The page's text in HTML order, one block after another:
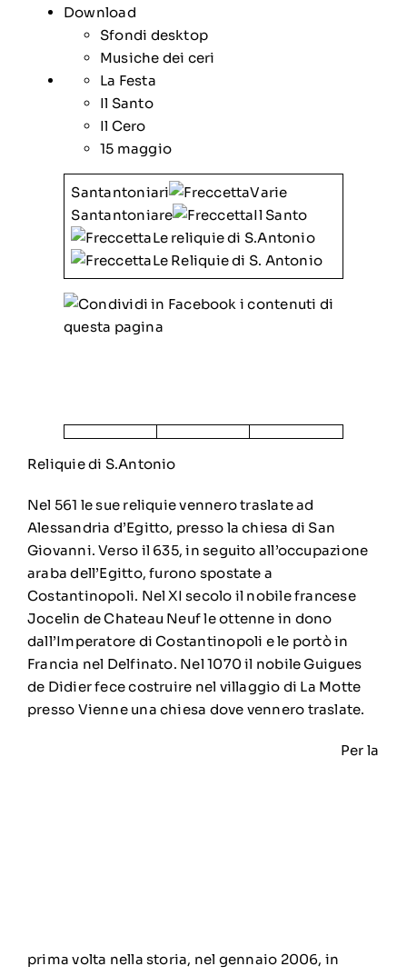
Download
Sfondi desktop
Musiche dei ceri
La Festa
Il Santo
Il Cero
15 maggio
Santantoniari
Varie
Santantoniare
Il Santo
Le reliquie di S.Antonio
Le Reliquie di S. Antonio
Reliquie di S.Antonio
Nel 561 le sue reliquie vennero traslate ad
Alessandria d’Egitto, presso la chiesa di San
Giovanni. Verso il 635, in seguito all’occupazione
araba dell’Egitto, furono spostate a
Costantinopoli. Nel XI secolo il nobile francese
Jocelin de Chateau Neuf le ottenne in dono
dall’Imperatore di Costantinopoli e le portò in
Francia nel Delfinato. Nel 1070 il nobile Guigues
de Didier fece costruire nel villaggio di La Motte
presso Vienne una chiesa dove vennero traslate.
Per la
prima volta nella storia, nel gennaio 2006, in